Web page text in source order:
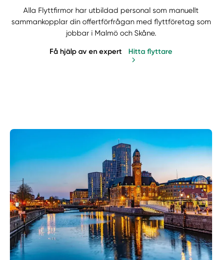
Manuellt Få hjälp
Välj tillvägagångssätt
Alla Flyttfirmor har utbildad personal som manuellt
sammankopplar din offertförfrågan med flyttföretag som
jobbar i Malmö och Skåne.
Få hjälp av en expert Hitta flyttare